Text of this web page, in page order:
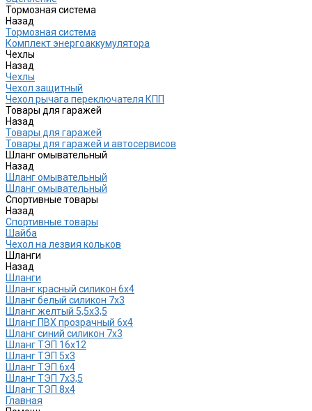
Тормозная система
Назад
Тормозная система
Комплект энергоаккумулятора
Чехлы
Назад
Чехлы
Чехол защитный
Чехол рычага переключателя КПП
Товары для гаражей
Назад
Товары для гаражей
Товары для гаражей и автосервисов
Шланг омывательный
Назад
Шланг омывательный
Шланг омывательный
Спортивные товары
Назад
Спортивные товары
Шайба
Чехол на лезвия кольков
Шланги
Назад
Шланги
Шланг красный силикон 6х4
Шланг белый силикон 7х3
Шланг желтый 5,5х3,5
Шланг ПВХ прозрачный 6х4
Шланг синий силикон 7х3
Шланг ТЭП 16х12
Шланг ТЭП 5х3
Шланг ТЭП 6х4
Шланг ТЭП 7х3,5
Шланг ТЭП 8х4
Главная